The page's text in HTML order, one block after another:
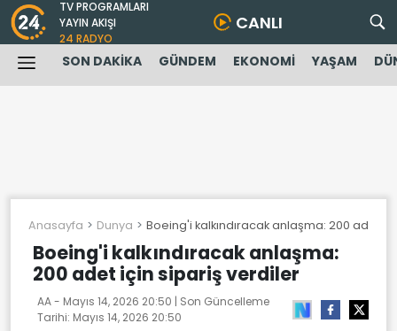
TV PROGRAMLARI
YAYIN AKIŞI
24 RADYO
CANLI
SON DAKİKA GÜNDEM EKONOMİ YAŞAM
Anasayfa Dunya Boeing'i kalkındıracak anlaşma: 200 adet
Boeing'i kalkındıracak anlaşma:
200 adet için sipariş verdiler
AA - Mayıs 14, 2026 20:50 | Son Güncelleme
Tarihi: Mayıs 14, 2026 20:50